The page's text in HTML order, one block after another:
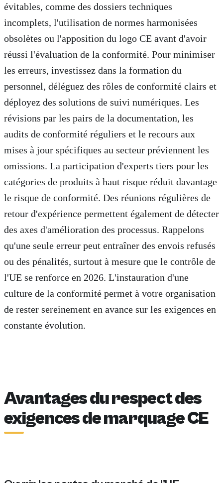
évitables, comme des dossiers techniques
incomplets, l'utilisation de normes harmonisées
obsolètes ou l'apposition du logo CE avant d'avoir
réussi l'évaluation de la conformité. Pour minimiser
les erreurs, investissez dans la formation du
personnel, déléguez des rôles de conformité clairs et
déployez des solutions de suivi numériques. Les
révisions par les pairs de la documentation, les
audits de conformité réguliers et le recours aux
mises à jour spécifiques au secteur préviennent les
omissions. La participation d'experts tiers pour les
catégories de produits à haut risque réduit davantage
le risque de conformité. Des réunions régulières de
retour d'expérience permettent également de détecter
des axes d'amélioration des processus. Rappelons
qu'une seule erreur peut entraîner des envois refusés
ou des pénalités, surtout à mesure que le contrôle de
l'UE se renforce en 2026. L'instauration d'une
culture de la conformité permet à votre organisation
de rester sereinement en avance sur les exigences en
constante évolution.
Avantages du respect des
exigences de marquage CE